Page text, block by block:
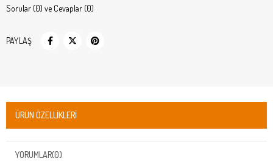
Sorular (0) ve Cevaplar (0)
PAYLAŞ
ÜRÜN ÖZELLIKLERI
YORUMLAR(0)